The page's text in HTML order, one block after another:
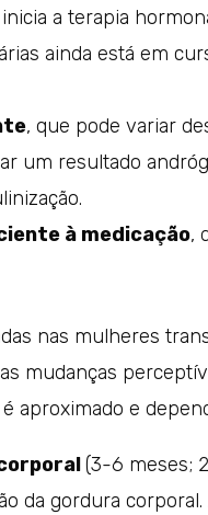
a terapia
ainda está em
, que pode variar
um resultado
à medicação,
nas mulheres
mudanças
aproximado e
(3-6 meses;
da gordura